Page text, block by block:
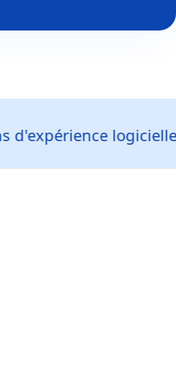
logicielle